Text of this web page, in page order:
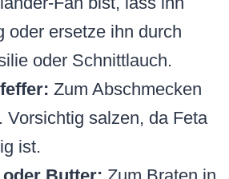
oder ersetze ihn durch
oder Schnittlauch.
Zum Abschmecken
Vorsichtig salzen, da Feta
ist.